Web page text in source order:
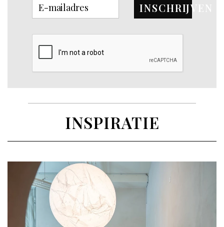
INSCHRIJVEN
INSPIRATIE